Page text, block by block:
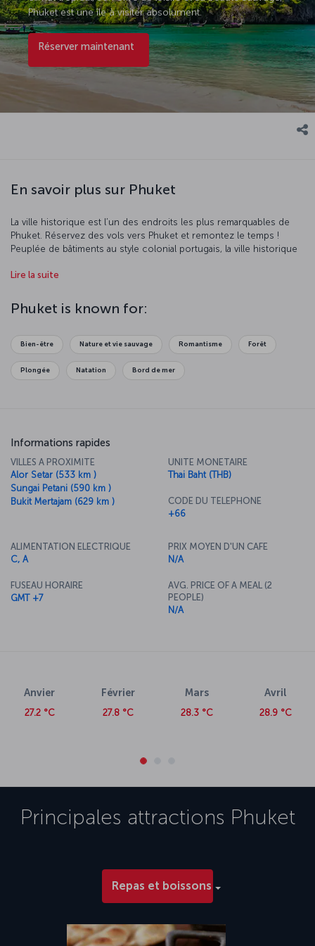
Phuket est une île à visiter absolument.
Réserver maintenant
En savoir plus sur Phuket
La ville historique est l’un des endroits les plus remarquables de
Phuket. Réservez des vols vers Phuket et remontez le temps !
Peuplée de bâtiments au style colonial portugais, la ville historique
est le site le plus populaire de Phuket, ses formations rocheuses
Vous y trouverez également la plus grande statue de Bouddha de la
Thaïlande et pourrez contempler l’île de Phuket sous toutes ses
de 007 ! Vous trouverez une autre statue toute aussi
souhaitez voir les célèbres plages de Phuket, vous devez
Lire la suite
Phuket is known for:
Bien-être Nature et vie sauvage Romantisme Forêt
Plongée Natation Bord de mer
Informations rapides
VILLES A PROXIMITE
Alor Setar (533 km )
Sungai Petani (590 km )
Bukit Mertajam (629 km )
UNITE MONETAIRE
Thai Baht (THB)
CODE DU TELEPHONE
+66
ALIMENTATION ELECTRIQUE
C, A
FUSEAU HORAIRE
GMT +7
PRIX MOYEN D'UN CAFE
N/A
AVG. PRICE OF A MEAL (2
PEOPLE)
N/A
Anvier
27.2 °C
Février
27.8 °C
Mars
28.3 °C
Avril
28.9 °C
Principales attractions Phuket
Repas et boissons